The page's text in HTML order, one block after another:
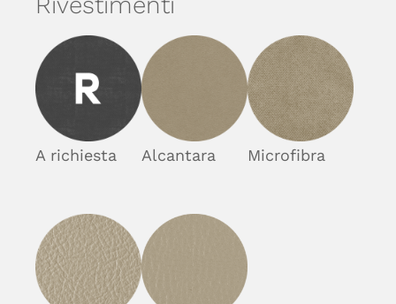
A richiesta Alcantara Microfibra